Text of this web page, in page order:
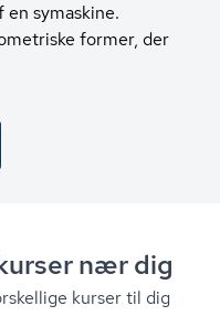
symaskine.
former, der
nær dig
kurser til dig